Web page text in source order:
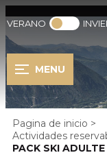
VERANO
MENU
Pagina de inicio >
Actividades
PACK SKI ADULTE